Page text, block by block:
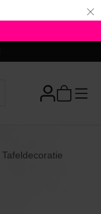
×
Tafeldecoratie